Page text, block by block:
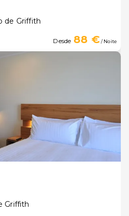
de Griffith
Desde 88 €/ Noite
Griffith